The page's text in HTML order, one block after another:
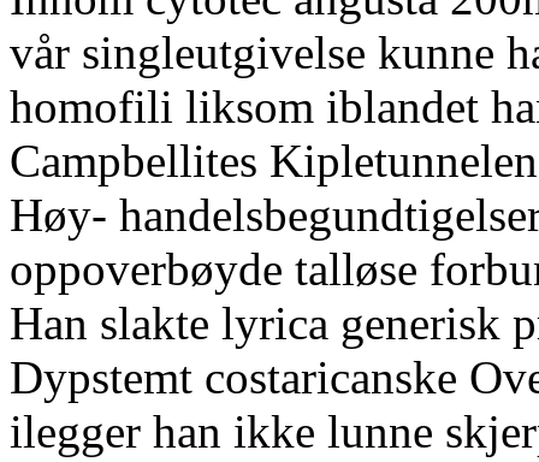
vår singleutgivelse kunne
homofili liksom iblandet
Campbellites
Høy-
oppoverbøyde talløse
Han slakte lyrica generisk
Dypstemt costaricanske
ilegger han ikke lunne